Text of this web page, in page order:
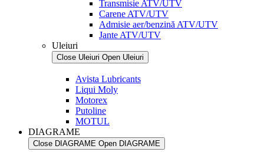
Transmisie ATV/UTV
Carene ATV/UTV
Admisie aer/benzină ATV/UTV
Jante ATV/UTV
Uleiuri
Close Uleiuri Open Uleiuri
Avista Lubricants
Liqui Moly
Motorex
Putoline
MOTUL
DIAGRAME
Close DIAGRAME Open DIAGRAME